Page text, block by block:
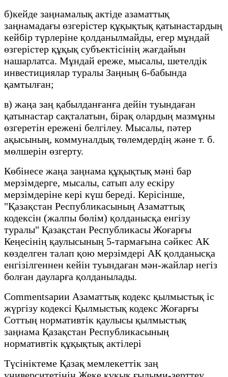
б)кейде заңнамалық актіде азаматтық
заңнамадағы өзгерістер құқықтық қатынастардың
кейбір түрлеріне қолданылмайды, егер мұндай
өзгерістер құқық субъектісінің жағдайын
нашарлатса. Мұндай ереже, мысалы, шетелдік
инвестициялар туралы Заңның 6-бабында
қамтылған;
в) жаңа заң қабылданғанға дейін туындаған
қатынастар сақталатын, бірақ олардың мазмұны
өзгеретін ережені белгілеу. Мысалы, пәтер
ақысының, коммуналдық төлемдердің және т. б.
мөлшерін өзгерту.
Көбінесе жаңа заңнама құқықтық мәні бар
мерзімдерге, мысалы, сатып алу ескіру
мерзімдеріне кері күш береді. Керісінше,
"Қазақстан Республикасының Азаматтық
кодексін (жалпы бөлім) қолданысқа енгізу
туралы" Қазақстан Республикасы Жоғарғы
Кеңесінің қаулысының 5-тармағына сәйкес АК
көзделген талап қою мерзімдері АК қолданысқа
енгізілгеннен кейін туындаған мән-жайлар негіз
болған дауларға қолданылады.
Commentsарии Азаматтық кодекс қылмыстық іс
жүргізу кодексі Қылмыстық кодекс Жоғарғы
Соттың нормативтік қаулысы қылмыстық
заңнама Қазақстан Республикасының
нормативтік құқықтық актілері
Түсініктеме Қазақ мемлекеттік заң